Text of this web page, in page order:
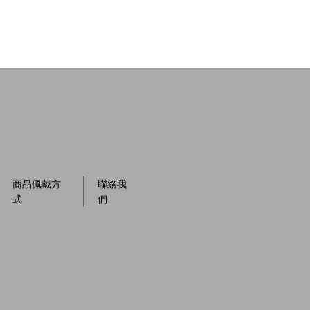
商品佩戴方
式
聯絡我
們